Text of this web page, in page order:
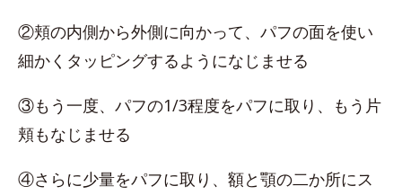
②頬の内側から外側に向かって、パフの面を使い
細かくタッピングするようになじませる
③もう一度、パフの1/3程度をパフに取り、もう片
頬もなじませる
④さらに少量をパフに取り、額と顎の二か所にス